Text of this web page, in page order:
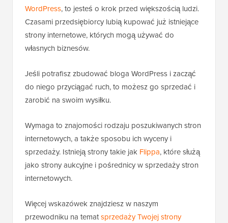
WordPress, to jesteś o krok przed większością ludzi.
Czasami przedsiębiorcy lubią kupować już istniejące
strony internetowe, których mogą używać do
własnych biznesów.
Jeśli potrafisz zbudować bloga WordPress i zacząć
do niego przyciągać ruch, to możesz go sprzedać i
zarobić na swoim wysiłku.
Wymaga to znajomości rodzaju poszukiwanych stron
internetowych, a także sposobu ich wyceny i
sprzedaży. Istnieją strony takie jak Flippa, które służą
jako strony aukcyjne i pośrednicy w sprzedaży stron
internetowych.
Więcej wskazówek znajdziesz w naszym
przewodniku na tematsprzedaży Twojej strony